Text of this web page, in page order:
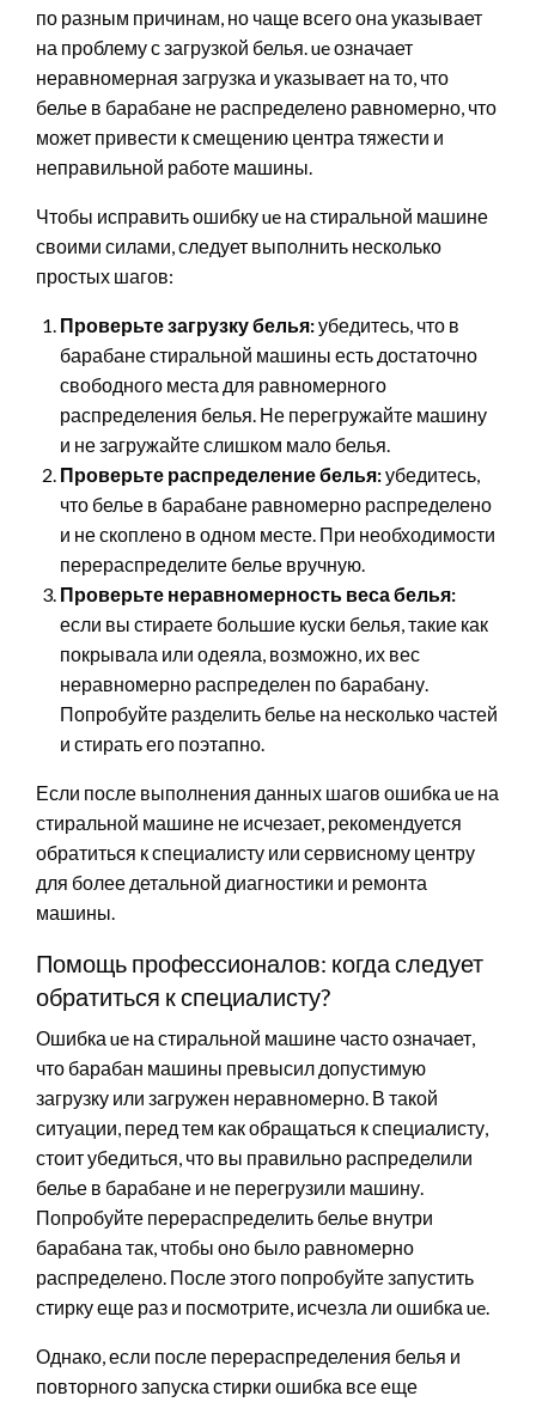
по разным причинам, но чаще всего она указывает
на проблему с загрузкой белья. ue означает
неравномерная загрузка и указывает на то, что
белье в барабане не распределено равномерно, что
может привести к смещению центра тяжести и
неправильной работе машины.
Чтобы исправить ошибку ue на стиральной машине
своими силами, следует выполнить несколько
простых шагов:
Проверьте загрузку белья:убедитесь, что в
барабане стиральной машины есть достаточно
свободного места для равномерного
распределения белья. Не перегружайте машину
и не загружайте слишком мало белья.
Проверьте распределение белья:убедитесь,
что белье в барабане равномерно распределено
и не скоплено в одном месте. При необходимости
перераспределите белье вручную.
Проверьте неравномерность веса белья:
если вы стираете большие куски белья, такие как
покрывала или одеяла, возможно, их вес
неравномерно распределен по барабану.
Попробуйте разделить белье на несколько частей
и стирать его поэтапно.
Если после выполнения данных шагов ошибка ue на
стиральной машине не исчезает, рекомендуется
обратиться к специалисту или сервисному центру
для более детальной диагностики и ремонта
машины.
Помощь профессионалов: когда следует
обратиться к специалисту?
Ошибка ue на стиральной машине часто означает,
что барабан машины превысил допустимую
загрузку или загружен неравномерно. В такой
ситуации, перед тем как обращаться к специалисту,
стоит убедиться, что вы правильно распределили
белье в барабане и не перегрузили машину.
Попробуйте перераспределить белье внутри
барабана так, чтобы оно было равномерно
распределено. После этого попробуйте запустить
стирку еще раз и посмотрите, исчезла ли ошибка ue.
Однако, если после перераспределения белья и
повторного запуска стирки ошибка все еще